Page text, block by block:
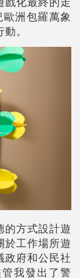
洲包羅萬象
。
的方式設計遊
於工作場所遊
政府和公民社
我發出了警